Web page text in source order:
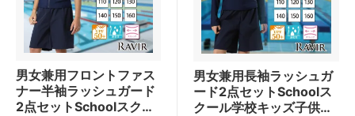
男女兼用フロントファス
ナー半袖ラッシュガード
2点セットSchoolスクー
男女兼用長袖ラッシュガ
ード2点セットSchoolス
クール学校キッズ子供用